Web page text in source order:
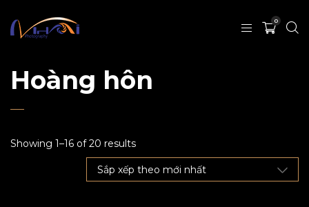
0
Hoàng hôn
Showing 1–16 of 20 results